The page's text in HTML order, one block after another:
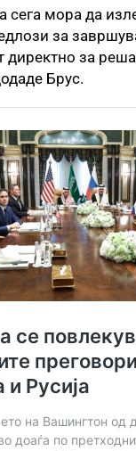
сега мора да
за
директно за
Брус.